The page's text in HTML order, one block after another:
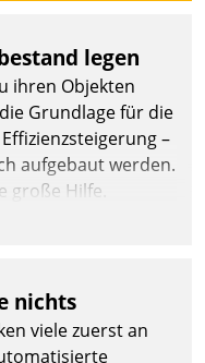
legen
ihren Objekten
Grundlage für die
–
aufgebaut werden.
große Hilfe.
nichts
viele zuerst an